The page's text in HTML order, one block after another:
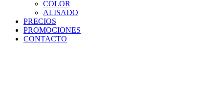
COLOR
ALISADO
PRECIOS
PROMOCIONES
CONTACTO